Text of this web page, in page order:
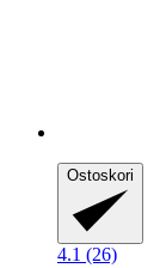
Ostoskori
4.1 (26)